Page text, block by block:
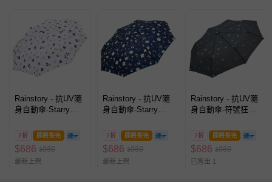
Rainstory - 抗UV隨
身自動傘-Starry
7折 即將售完
$686 $980
最新上架
Rainstory - 抗UV隨
身自動傘-Starry
7折 即將售完
$686 $980
最新上架
Rainstory - 抗UV隨
身自動傘-符號狂想
7折 即將售完
$686 $980
已售出 1